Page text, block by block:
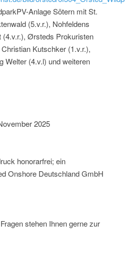
Anlage Sötern mit St.
(5.v.r.), Nohfeldens
(4.v.r.), Ørsteds Prokuristen
Kutschker (1.v.r.),
Welter (4.v.l) und weiteren
2025
honorarfrei; ein
Onshore Deutschland GmbH
stehen Ihnen gerne zur